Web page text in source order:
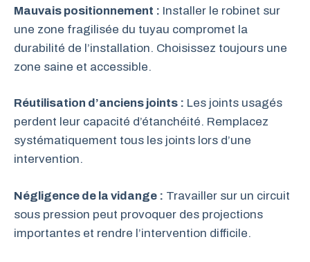
Mauvais positionnement : Installer le robinet sur
une zone fragilisée du tuyau compromet la
durabilité de l’installation. Choisissez toujours une
zone saine et accessible.
Réutilisation d’anciens joints : Les joints usagés
perdent leur capacité d’étanchéité. Remplacez
systématiquement tous les joints lors d’une
intervention.
Négligence de la vidange : Travailler sur un circuit
sous pression peut provoquer des projections
importantes et rendre l’intervention difficile.